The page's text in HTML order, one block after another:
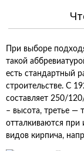
При выборе
такой
есть стандартный
строительстве. С
составляет 250/
– высота, третье —
отталкиваются при
видов кирпича,